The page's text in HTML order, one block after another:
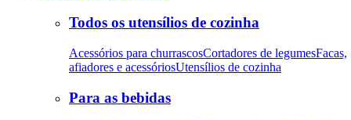
Todos os utensílios de cozinha
Acessórios para churrascosCortadores de legumesFacas,
afiadores e acessóriosUtensílios de cozinha
Para as bebidas